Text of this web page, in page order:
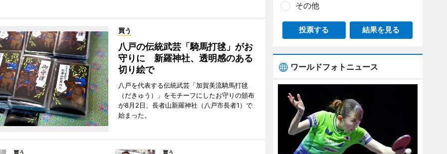
買う
八戸の伝統武芸「騎馬打毬」がお
守りに 新羅神社、透明感のある
切り絵で
八戸を代表する伝統武芸「加賀美流騎馬打毬
（だきゅう）」をモチーフにしたお守りの頒布
が8月2日、長者山新羅神社（八戸市長者1）で
始まった。
買う 買う
その他
投票する 結果を見る
ワールドフォトニュース